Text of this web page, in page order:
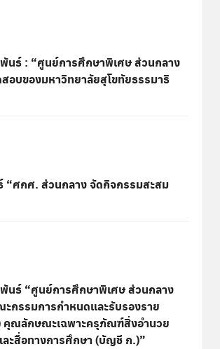
นธ์ : “ศูนย์การศึกษาพิเศษ ส่วนกลาง
อบของมหาวิทยาลัยสุโขทัยธรรมาธิ
“ศกศ. ส่วนกลาง จัดกิจกรรมสะสม
นธ์ “ศูนย์การศึกษาพิเศษ ส่วนกลาง
กรรมการกำหนดและรับรองราย
คุณลักษณะเฉพาะครุภัณฑ์สิ่งอำนวย
ะสื่อทางการศึกษา (บัญชี ก.)”